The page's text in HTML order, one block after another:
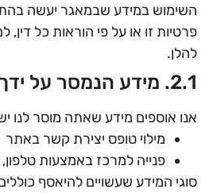
השימוש במידע שבמאגר יעשה
פרטיות זו או על פי הוראות כל
להלן.
2.1. מידע הנמסר על ידך ישירות
אנו אוספים מידע שאתה מוסר לנו
מילוי טופס יצירת קשר באתר
פנייה למרכז באמצעות
סוגי המידע שעשויים להיאסף